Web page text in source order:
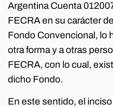
Argentina Cuenta
FECRA en su carácter
Fondo Convencional, lo
otra forma y a otras
FECRA, con lo cual,
dicho Fondo.
En este sentido, el